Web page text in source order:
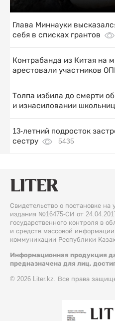
Глава Миннауки
себя в списках грантов
Контрабанда из Китая на
арестовали участников
Толпа избила до смерти
и изнасиловании
13-летний подросток
сестру
5435
Свидетельство о постановке на
издания №16475-СИ от
государственного контроля в
и средств массовой
коммуникации Республики
Информационная продукция
предназначена для лиц,
© 2026 Liter.kz. Все права